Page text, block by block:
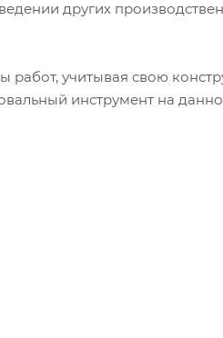
других
учитывая свою
инструмент на